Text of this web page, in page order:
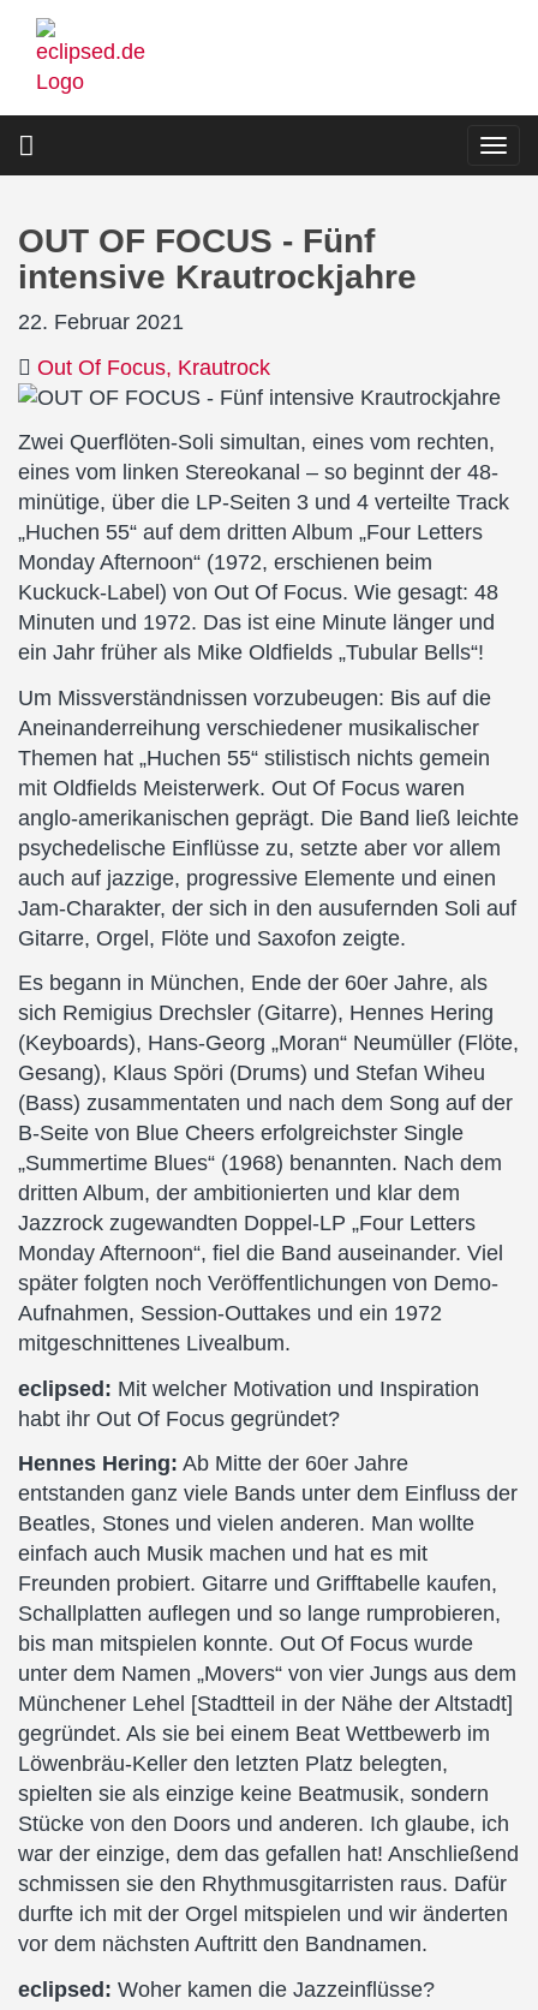
Direkt
zum
Inhalt
OUT OF FOCUS - Fünf
intensive Krautrockjahre
22. Februar 2021
Out Of Focus Krautrock
Zwei Querflöten-Soli simultan, eines vom rechten,
eines vom linken Stereokanal – so beginnt der 48-
minütige, über die LP-Seiten 3 und 4 verteilte Track
„Huchen 55“ auf dem dritten Album „Four Letters
Monday Afternoon“ (1972, erschienen beim
Kuckuck-Label) von Out Of Focus. Wie gesagt: 48
Minuten und 1972. Das ist eine Minute länger und
ein Jahr früher als Mike Oldfields „Tubular Bells“!
Um Missverständnissen vorzubeugen: Bis auf die
Aneinanderreihung verschiedener musikalischer
Themen hat „Huchen 55“ stilistisch nichts gemein
mit Oldfields Meisterwerk. Out Of Focus waren
anglo-amerikanischen geprägt. Die Band ließ leichte
psychedelische Einflüsse zu, setzte aber vor allem
auch auf jazzige, progressive Elemente und einen
Jam-Charakter, der sich in den ausufernden Soli auf
Gitarre, Orgel, Flöte und Saxofon zeigte.
Es begann in München, Ende der 60er Jahre, als
sich Remigius Drechsler (Gitarre), Hennes Hering
(Keyboards), Hans-Georg „Moran“ Neumüller (Flöte,
Gesang), Klaus Spöri (Drums) und Stefan Wiheu
(Bass) zusammentaten und nach dem Song auf der
B-Seite von Blue Cheers erfolgreichster Single
„Summertime Blues“ (1968) benannten. Nach dem
dritten Album, der ambitionierten und klar dem
Jazzrock zugewandten Doppel-LP „Four Letters
Monday Afternoon“, fiel die Band auseinander. Viel
später folgten noch Veröffentlichungen von Demo-
Aufnahmen, Session-Outtakes und ein 1972
mitgeschnittenes Livealbum.
eclipsed: Mit welcher Motivation und Inspiration
habt ihr Out Of Focus gegründet?
Hennes Hering: Ab Mitte der 60er Jahre
entstanden ganz viele Bands unter dem Einfluss der
Beatles, Stones und vielen anderen. Man wollte
einfach auch Musik machen und hat es mit
Freunden probiert. Gitarre und Grifftabelle kaufen,
Schallplatten auflegen und so lange rumprobieren,
bis man mitspielen konnte. Out Of Focus wurde
unter dem Namen „Movers“ von vier Jungs aus dem
Münchener Lehel [Stadtteil in der Nähe der Altstadt]
gegründet. Als sie bei einem Beat Wettbewerb im
Löwenbräu-Keller den letzten Platz belegten,
spielten sie als einzige keine Beatmusik, sondern
Stücke von den Doors und anderen. Ich glaube, ich
war der einzige, dem das gefallen hat! Anschließend
schmissen sie den Rhythmusgitarristen raus. Dafür
durfte ich mit der Orgel mitspielen und wir änderten
vor dem nächsten Auftritt den Bandnamen.
eclipsed: Woher kamen die Jazzeinflüsse?